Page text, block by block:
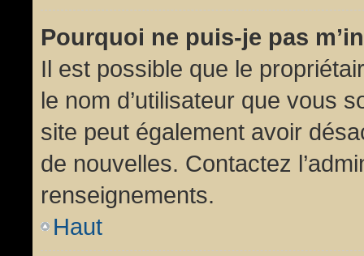
Pourquoi ne puis-je pas
Il est possible que le
le nom d’utilisateur que vous
site peut également avoir
de nouvelles. Contactez
renseignements.
Haut